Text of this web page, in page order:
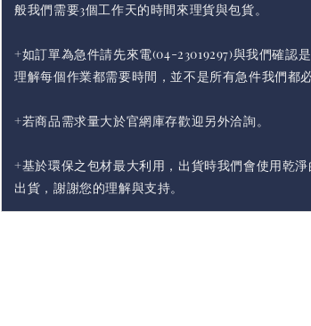
般我們需要3個工作天的時間來理貨與包貨。
+如訂單為急件請先來電(04-23019297)與我們確認
理解每個作業都需要時間，並不是所有急件我們都
+若商品需求量大於官網庫存歡迎另外洽詢。
+基於環保之包材最大利用，出貨時我們會使用乾
出貨，謝謝您的理解與支持。